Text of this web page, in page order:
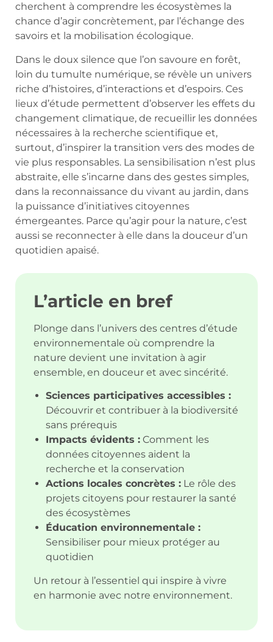
cherchent à comprendre les écosystèmes la
chance d’agir concrètement, par l’échange des
savoirs et la mobilisation écologique.
Dans le doux silence que l’on savoure en forêt,
loin du tumulte numérique, se révèle un univers
riche d’histoires, d’interactions et d’espoirs. Ces
lieux d’étude permettent d’observer les effets du
changement climatique, de recueillir les données
nécessaires à la recherche scientifique et,
surtout, d’inspirer la transition vers des modes de
vie plus responsables. La sensibilisation n’est plus
abstraite, elle s’incarne dans des gestes simples,
dans la reconnaissance du vivant au jardin, dans
la puissance d’initiatives citoyennes
émergeantes. Parce qu’agir pour la nature, c’est
aussi se reconnecter à elle dans la douceur d’un
quotidien apaisé.
L’article en bref
Plonge dans l’univers des centres d’étude
environnementale où comprendre la
nature devient une invitation à agir
ensemble, en douceur et avec sincérité.
Sciences participatives accessibles :
Découvrir et contribuer à la biodiversité
sans prérequis
Impacts évidents : Comment les
données citoyennes aident la
recherche et la conservation
Actions locales concrètes : Le rôle des
projets citoyens pour restaurer la santé
des écosystèmes
Éducation environnementale :
Sensibiliser pour mieux protéger au
quotidien
Un retour à l’essentiel qui inspire à vivre
en harmonie avec notre environnement.